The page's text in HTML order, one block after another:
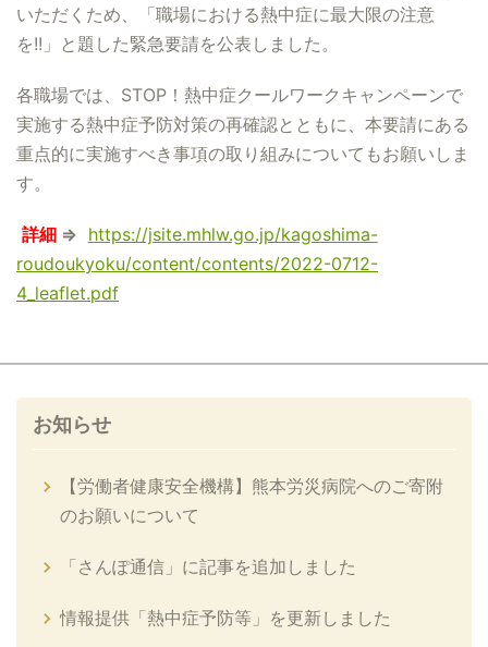
いただくため、「職場における熱中症に最大限の注意
を!!」と題した緊急要請を公表しました。
各職場では、STOP！熱中症クールワークキャンペーンで
実施する熱中症予防対策の再確認とともに、本要請にある
重点的に実施すべき事項の取り組みについてもお願いしま
す。
詳細⇒ https://jsite.mhlw.go.jp/kagoshima-
roudoukyoku/content/contents/2022-0712-
4_leaflet.pdf
お知らせ
【労働者健康安全機構】熊本労災病院へのご寄附
のお願いについて
「さんぽ通信」に記事を追加しました
情報提供「熱中症予防等」を更新しました